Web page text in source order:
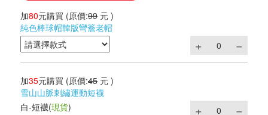
加80元購買 (原價:99 元 )
純色棒球帽韓版彎簷老帽
加35元購買 (原價:45 元 )
雪山山脈刺繡運動短襪
白-短襪(現貨)